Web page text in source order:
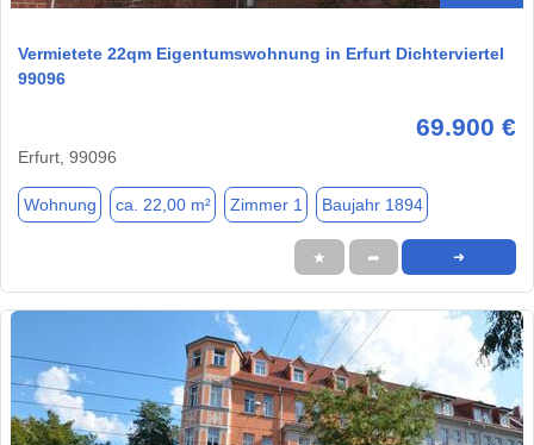
Vermietete 22qm Eigentumswohnung in Erfurt Dichterviertel
99096
69.900 €
Erfurt, 99096
Wohnung ca. 22,00 m² Zimmer 1 Baujahr 1894
★ ➦ ➜